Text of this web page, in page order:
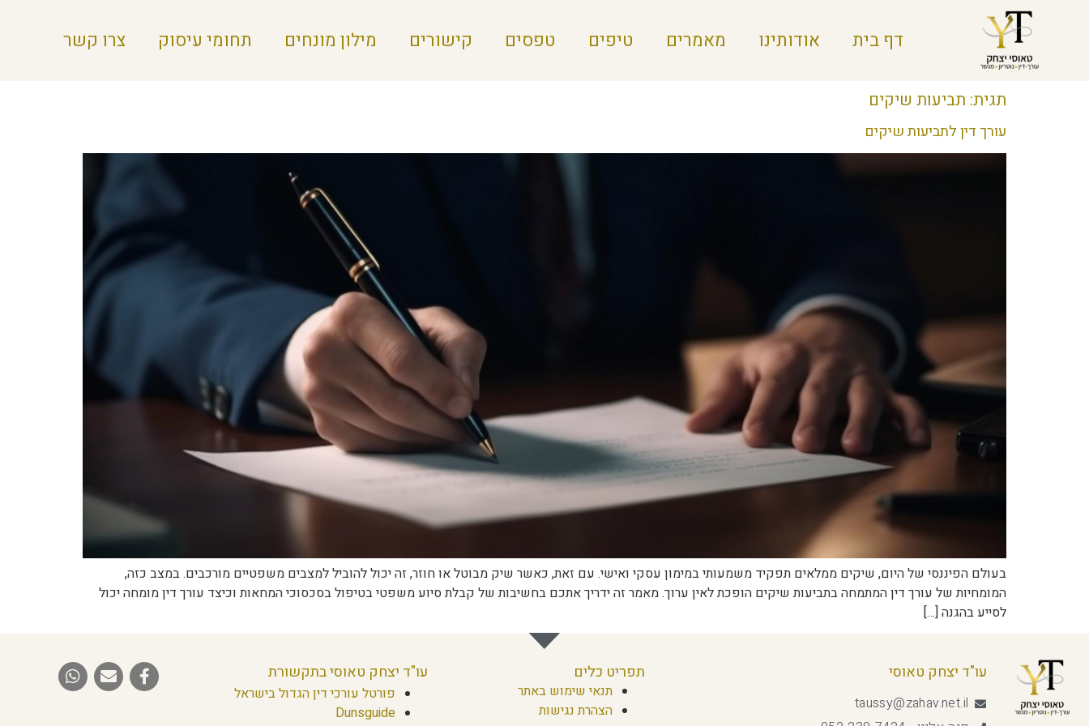
דף בית אודותינו מאמרים טיפים טפסים קישורים מילון מונחים תחומי עיסוק צרו קשר
תגית: תביעות שיקים
עורך דין לתביעות שיקים
בעולם הפיננסי של היום, שיקים ממלאים תפקיד משמעותי במימון עסקי ואישי. עם זאת, כאשר שיק מבוטל או חוזר, זה יכול להוביל למצבים משפטיים מורכבים. במצב כזה,
המומחיות של עורך דין המתמחה בתביעות שיקים הופכת לאין ערוך. מאמר זה ידריך אתכם בחשיבות של קבלת סיוע משפטי בטיפול בסכסוכי המחאות וכיצד עורך דין מומחה יכול
לסייע בהגנה […]
עו"ד יצחק טאוסי
taussy@zahav.net.il
תפריט כלים
תנאי שימוש באתר
הצהרת נגישות
עו"ד יצחק טאוסי בתקשורת
פורטל עורכי דין הגדול בישראל
Dunsguide